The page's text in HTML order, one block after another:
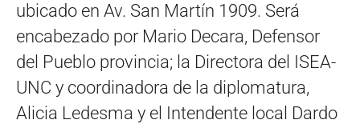
ubicado en Av. San Martín 1909. Será
encabezado por Mario Decara, Defensor
del Pueblo provincia; la Directora del ISEA-
UNC y coordinadora de la diplomatura,
Alicia Ledesma y el Intendente local Dardo